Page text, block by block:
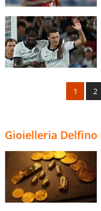
1 2
Gioielleria Delfino